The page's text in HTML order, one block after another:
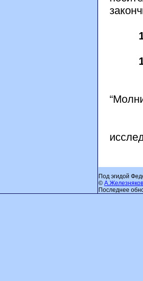
Под эгидой
© А.Железняков
Последнее